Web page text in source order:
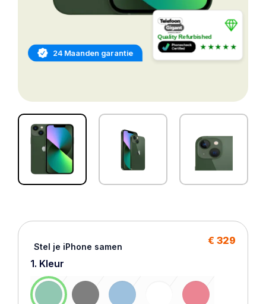
24 Maanden garantie
Quality Refurbished
★★★★★
Stel je iPhone samen
€ 329
1. Kleur